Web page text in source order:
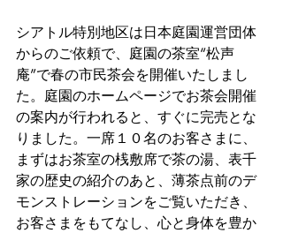
シアトル特別地区は日本庭園運営団体
からのご依頼で、庭園の茶室“松声
庵”で春の市民茶会を開催いたしまし
た。庭園のホームページでお茶会開催
の案内が行われると、すぐに完売とな
りました。一席１０名のお客さまに、
まずはお茶室の桟敷席で茶の湯、表千
家の歴史の紹介のあと、薄茶点前のデ
モンストレーションをご覧いただき、
お客さまをもてなし、心と身体を豊か